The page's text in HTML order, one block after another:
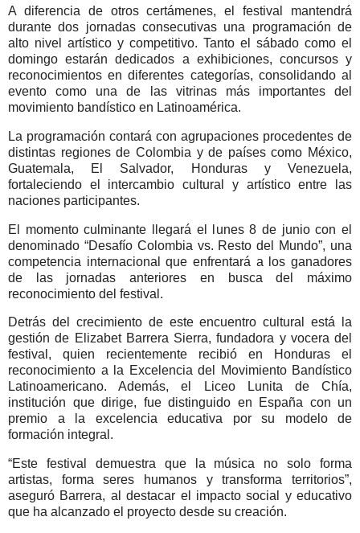
A diferencia de otros certámenes, el festival mantendrá
durante dos jornadas consecutivas una programación de
alto nivel artístico y competitivo. Tanto el sábado como el
domingo estarán dedicados a exhibiciones, concursos y
reconocimientos en diferentes categorías, consolidando al
evento como una de las vitrinas más importantes del
movimiento bandístico en Latinoamérica.
La programación contará con agrupaciones procedentes de
distintas regiones de Colombia y de países como México,
Guatemala, El Salvador, Honduras y Venezuela,
fortaleciendo el intercambio cultural y artístico entre las
naciones participantes.
El momento culminante llegará el lunes 8 de junio con el
denominado “Desafío Colombia vs. Resto del Mundo”, una
competencia internacional que enfrentará a los ganadores
de las jornadas anteriores en busca del máximo
reconocimiento del festival.
Detrás del crecimiento de este encuentro cultural está la
gestión de Elizabet Barrera Sierra, fundadora y vocera del
festival, quien recientemente recibió en Honduras el
reconocimiento a la Excelencia del Movimiento Bandístico
Latinoamericano. Además, el
Liceo Lunita de Chía,
institución que dirige, fue distinguido en España con un
premio a la excelencia educativa por su modelo de
formación integral.
“Este festival demuestra que la música no solo forma
artistas, forma seres humanos y transforma territorios”,
aseguró Barrera, al destacar el impacto social y educativo
que ha alcanzado el proyecto desde su creación.